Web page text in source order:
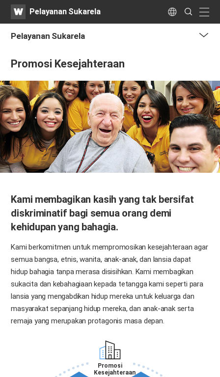
WATVPelayanan Sukarela Language
Search
Submit
Pelayanan Sukarela
Promosi Kesejahteraan
Kami membagikan kasih yang tak bersifat
diskriminatif bagi semua orang demi
kehidupan yang bahagia.
Kami berkomitmen untuk mempromosikan kesejahteraan agar
semua bangsa, etnis, wanita, anak-anak, dan lansia dapat
hidup bahagia tanpa merasa disisihkan. Kami membagikan
sukacita dan kebahagiaan kepada tetangga kami seperti para
lansia yang mengabdikan hidup mereka untuk keluarga dan
masyarakat sepanjang hidup mereka, dan anak-anak serta
remaja yang merupakan protagonis masa depan.
Promosi
Kesejahteraan